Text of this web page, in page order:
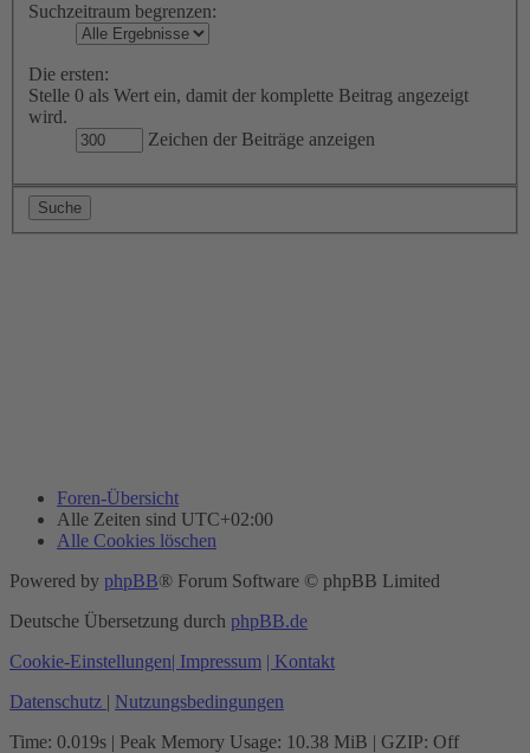
Suchzeitraum begrenzen:
Die ersten:
Stelle 0 als Wert ein, damit der komplette Beitrag angezeigt
wird.
Zeichen der Beiträge anzeigen
Foren-Übersicht
Alle Zeiten sind UTC+02:00
Alle Cookies löschen
Powered by phpBB® Forum Software © phpBB Limited
Deutsche Übersetzung durch phpBB.de
Cookie-Einstellungen| Impressum | Kontakt
Datenschutz | Nutzungsbedingungen
Time: 0.019s | Peak Memory Usage: 10.38 MiB | GZIP: Off